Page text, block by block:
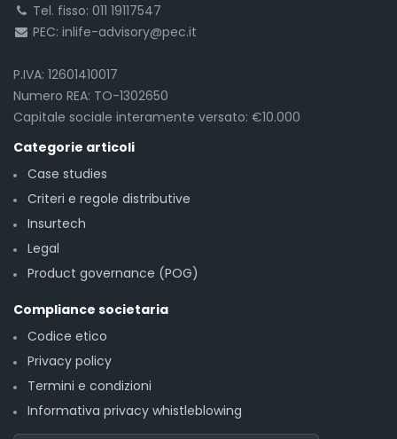
Tel. fisso: 011 19117547
PEC: inlife-advisory@pec.it
P.IVA: 12601410017
Numero REA: TO-1302650
Capitale sociale interamente versato: €10.000
Categorie articoli
Case studies
Criteri e regole distributive
Insurtech
Legal
Product governance (POG)
Compliance societaria
Codice etico
Privacy policy
Termini e condizioni
Informativa privacy whistleblowing